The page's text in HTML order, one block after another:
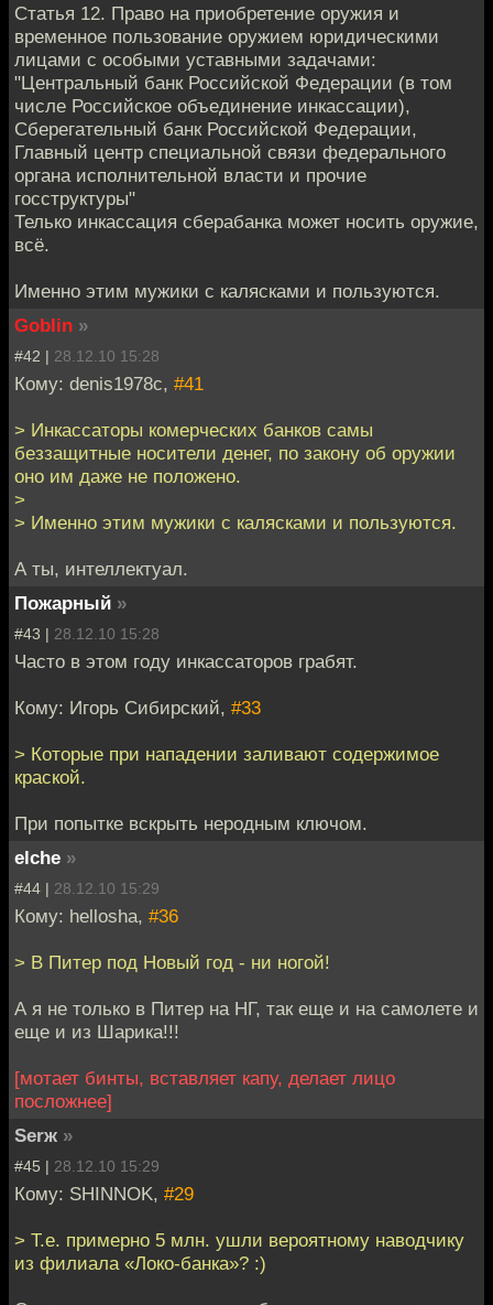
Статья 12. Право на приобретение оружия и
временное пользование оружием юридическими
лицами с особыми уставными задачами:
"Центральный банк Российской Федерации (в том
числе Российское объединение инкассации),
Сберегательный банк Российской Федерации,
Главный центр специальной связи федерального
органа исполнительной власти и прочие
госструктуры"
Телько инкассация сберабанка может носить оружие,
всё.
Именно этим мужики с калясками и пользуются.
Goblin »
#42 | 28.12.10 15:28
Кому: denis1978c, #41
> Инкассаторы комерческих банков самы
беззащитные носители денег, по закону об оружии
оно им даже не положено.
>
> Именно этим мужики с калясками и пользуются.
А ты, интеллектуал.
Пожарный »
#43 | 28.12.10 15:28
Часто в этом году инкассаторов грабят.
Кому: Игорь Сибирский, #33
> Которые при нападении заливают содержимое
краской.
При попытке вскрыть неродным ключом.
elche »
#44 | 28.12.10 15:29
Кому: hellosha, #36
> В Питер под Новый год - ни ногой!
А я не только в Питер на НГ, так еще и на самолете и
еще и из Шарика!!!
[мотает бинты, вставляет капу, делает лицо
посложнее]
Serж »
#45 | 28.12.10 15:29
Кому: SHINNOK, #29
> Т.е. примерно 5 млн. ушли вероятному наводчику
из филиала «Локо-банка»? :)